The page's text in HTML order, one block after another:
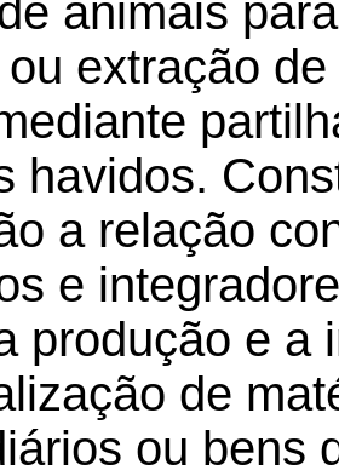
animais
extração
havidos.
a relação
e
produção e a
de
ou bens